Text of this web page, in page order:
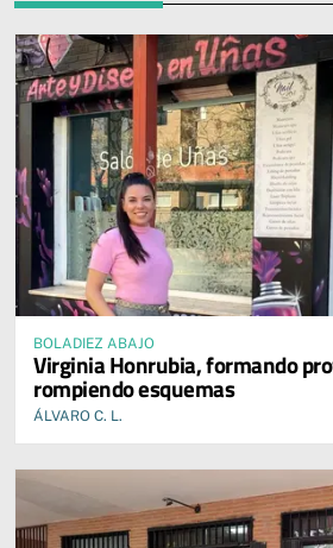
BOLADIEZ ABAJO
Virginia Honrubia, formando
rompiendo esquemas
ÁLVARO C. L.